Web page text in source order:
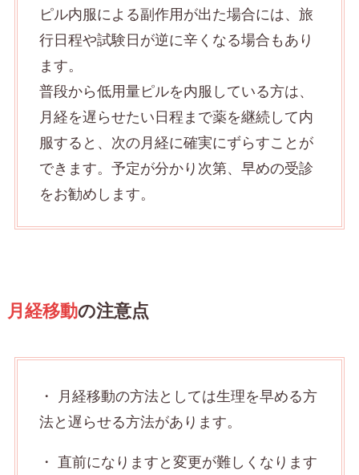
ピル内服による副作用が出た場合には、旅
行日程や試験日が逆に辛くなる場合もあり
ます。
普段から低用量ピルを内服している方は、
月経を遅らせたい日程まで薬を継続して内
服すると、次の月経に確実にずらすことが
できます。予定が分かり次第、早めの受診
をお勧めします。
月経移動の注意点
・ 月経移動の方法としては生理を早める方
法と遅らせる方法があります。
・ 直前になりますと変更が難しくなります